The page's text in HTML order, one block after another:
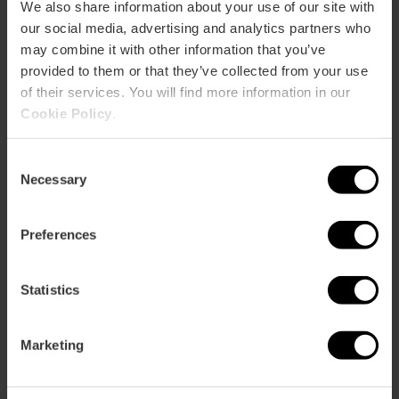
We also share information about your use of our site with
our social media, advertising and analytics partners who
may combine it with other information that you’ve
provided to them or that they’ve collected from your use
of their services. You will find more information in our
Cookie Policy
Selection
Necessary
Preferences
Statistics
Marketing
Restaurant
60
Metro
Bus